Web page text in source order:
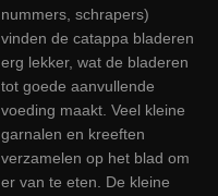
nummers, schrapers)
vinden de catappa bladeren
erg lekker, wat de bladeren
tot goede aanvullende
voeding maakt. Veel kleine
garnalen en kreeften
verzamelen op het blad om
er van te eten. De kleine